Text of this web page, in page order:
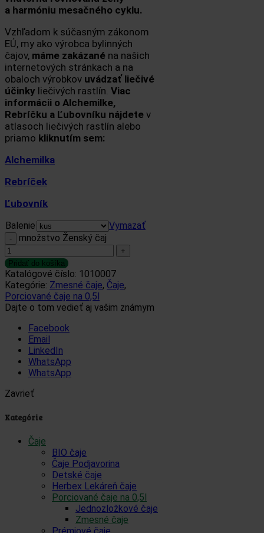
a harmóniu mesačného cyklu.
Vzhľadom k súčasným zákonom
EÚ, my ako výrobca bylinných
čajov, máme zakázané na našich
internetových stránkach a na
obaloch výrobkov uvádzať liečivé
účinky liečivých rastlín. Viac
informácii o Alchemilke,
Rebríčku a Ľubovníku nájdete v
atlasoch liečivých rastlín alebo
priamo kliknutím sem:
Alchemilka
Rebríček
Ľubovník
Balenie
Vymazať
množstvo Ženský čaj
Pridať do košíka
Katalógové číslo: 1010007
Kategórie: Zmesné čaje, Čaje,
Porciované čaje na 0,5l
Dajte o tom vedieť aj vašim známym
Facebook
Email
LinkedIn
WhatsApp
WhatsApp
Zavrieť
Kategórie
Čaje
BIO čaje
Čaje Podjavorina
Detské čaje
Herbex Lekáreň čaje
Porciované čaje na 0,5l
Jednozložkové čaje
Zmesné čaje